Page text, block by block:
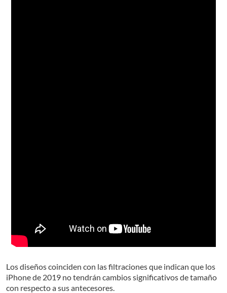
Los diseños coinciden con las filtraciones que indican que los
iPhone de 2019 no tendrán cambios significativos de tamaño
con respecto a sus antecesores.